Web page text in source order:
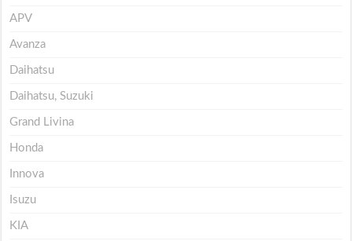
APV
Avanza
Daihatsu
Daihatsu, Suzuki
Grand Livina
Honda
Innova
Isuzu
KIA